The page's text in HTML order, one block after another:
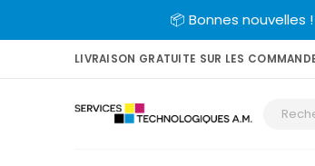
📦 Bonnes
LIVRAISON GRATUITE SUR LES